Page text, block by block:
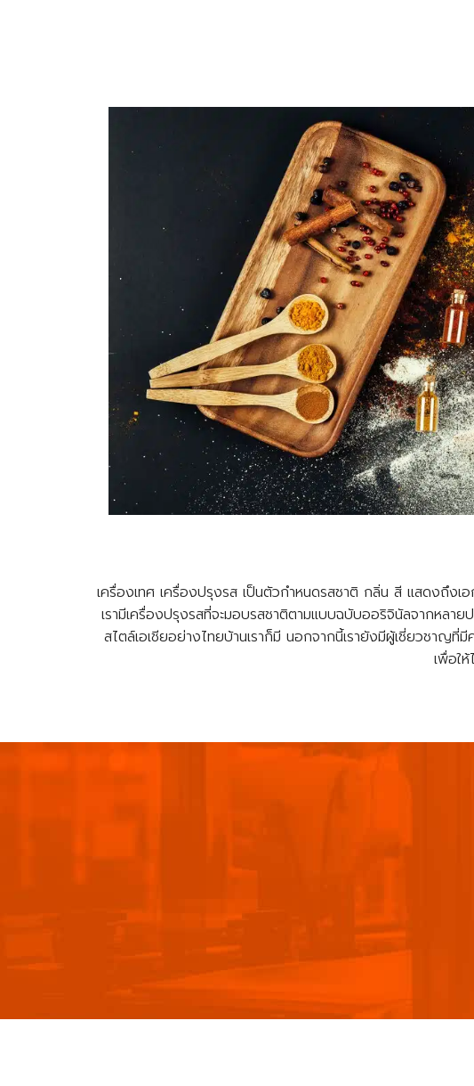
เครื่องเทศ เครื่องปรุงรส เป็นตัวกำหนดรสชาติ กลิ่น สี แสดงถึง
เรามีเครื่องปรุงรสที่จะมอบรสชาติตามแบบฉบับออริจินัลจากหลา
สไตล์เอเชียอย่างไทยบ้านเราก็มี นอกจากนี้เรายังมีผู้เชี่ยวชาญ
เพื่อใ